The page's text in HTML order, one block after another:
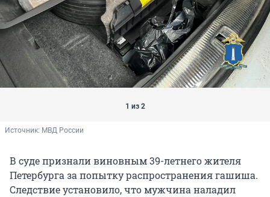
1 из 2
Источник: МВД России
В суде признали виновным 39-летнего жителя
Петербурга за попытку распространения гашиша.
Следствие установило, что мужчина наладил